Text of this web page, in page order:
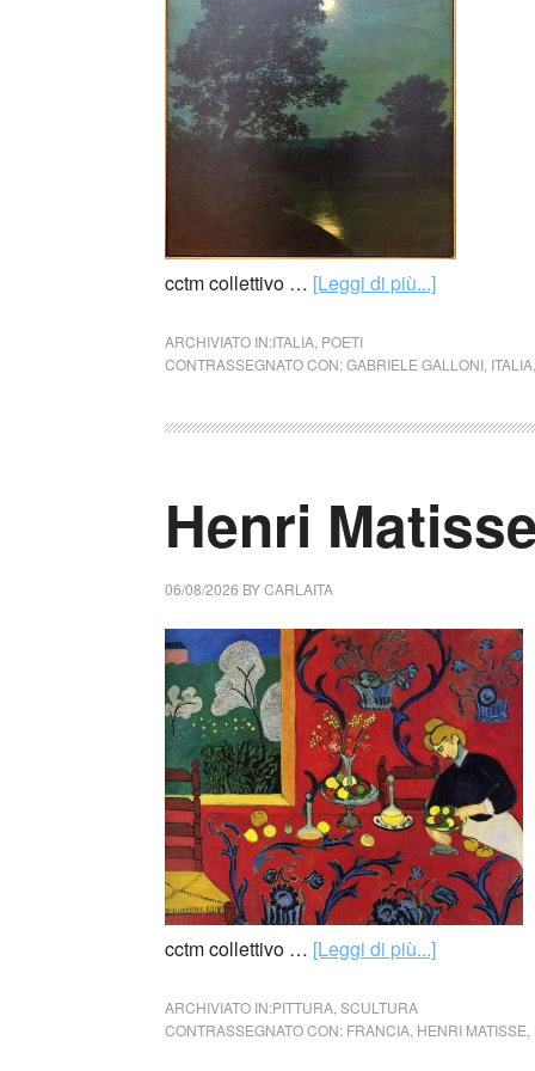
cctm collettivo … [Leggi di più...]
ARCHIVIATO IN:ITALIA POETI
CONTRASSEGNATO CON:GABRIELE GALLONI ITALIA
Henri
06/08/2026 BYCARLAITA
cctm collettivo … [Leggi di più...]
ARCHIVIATO IN:PITTURA SCULTURA
CONTRASSEGNATO CON: FRANCIA HENRI MATISSE